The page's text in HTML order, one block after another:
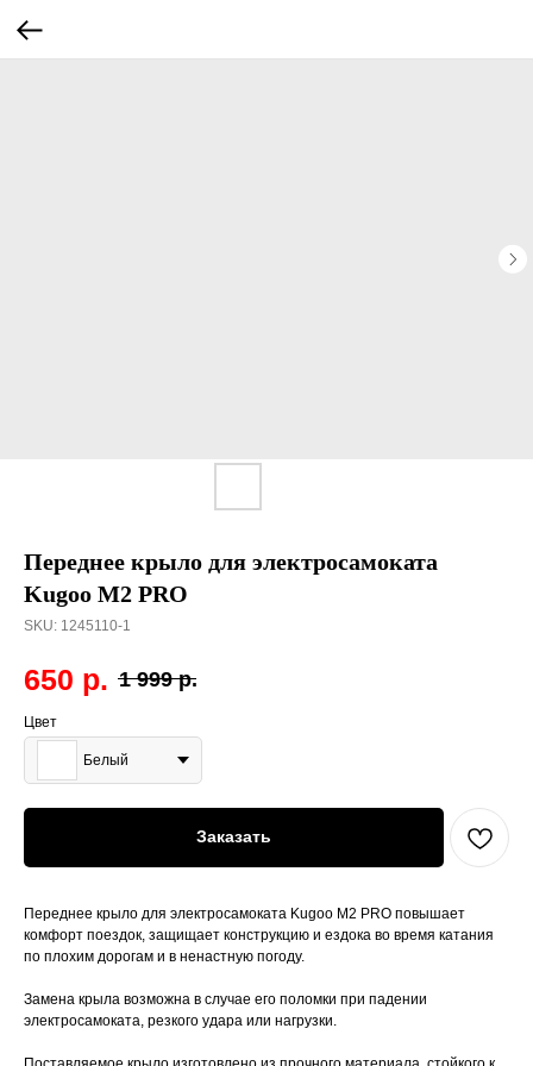
Переднее крыло для электросамоката
Kugoo M2 PRO
SKU: 1245110-1
650 р. 1 999 р.
Цвет
Белый
Заказать
Переднее крыло для электросамоката Kugoo M2 PRO повышает
комфорт поездок, защищает конструкцию и ездока во время катания
по плохим дорогам и в ненастную погоду.
Замена крыла возможна в случае его поломки при падении
электросамоката, резкого удара или нагрузки.